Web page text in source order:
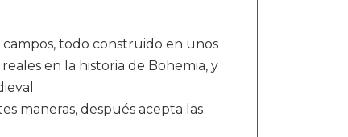
todo construido en unos
en la historia de Bohemia, y
maneras, después acepta las